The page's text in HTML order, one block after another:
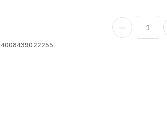
4008439022255